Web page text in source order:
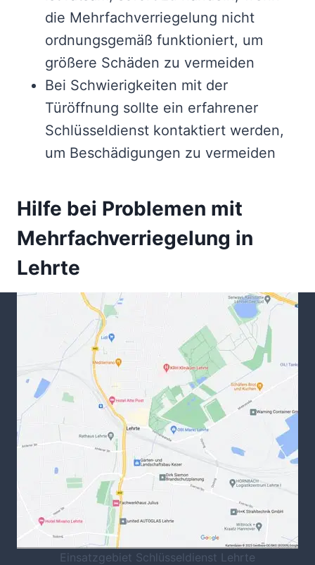
die Mehrfachverriegelung nicht
ordnungsgemäß funktioniert, um
größere Schäden zu vermeiden
Bei Schwierigkeiten mit der
Türöffnung sollte ein erfahrener
Schlüsseldienst kontaktiert werden,
um Beschädigungen zu vermeiden
Hilfe bei Problemen mit
Mehrfachverriegelung in
Lehrte
Einsatzgebiet Schlüsseldienst Lehrte